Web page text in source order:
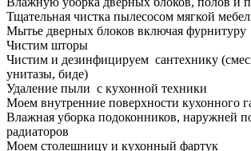
Тщательная чистка пылесосом мягкой
Мытье дверных блоков включая фурнитуру
Чистим шторы
Чистим и дезинфицируем сантехнику
унитазы, биде)
Удаление пыли с кухонной техники
Моем внутренние поверхности кухонного
Влажная уборка подоконников, наружней
радиаторов
Моем столешницу и кухонный фартук